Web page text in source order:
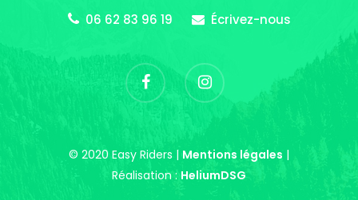
06 62 83 96 19
Écrivez-nous
© 2020 Easy Riders | Mentions légales |
Réalisation : HeliumDSG